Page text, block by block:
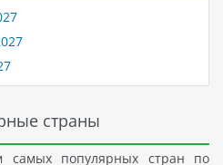
страны
самых популярных стран по